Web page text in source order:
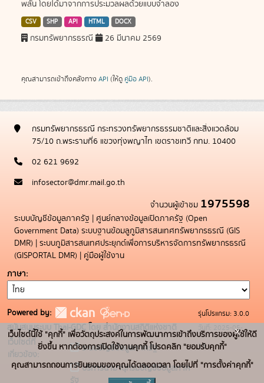
พลัน โดยได้มาจากการประมวลผลด้วยแบบจำลอง
CSV SHP API HTML DOCX
กรมทรัพยากรธรณี 26 มีนาคม 2569
คุณสามารถเข้าถึงคลังทาง API (ให้ดู คู่มือ API).
กรมทรัพยากรธรณี กระทรวงทรัพยากรธรรมชาติและสิ่งแวดล้อม
75/10 ถ.พระรามที่6 แขวงทุ่งพญาไท เขตราชเทวี กทม. 10400
02 621 9692
infosector@dmr.mail.go.th
จำนวนผู้เข้าชม 1975598
ระบบบัญชีข้อมูลภาครัฐ | ศูนย์กลางข้อมูลเปิดภาครัฐ (Open
Government Data) ระบบฐานข้อมลูภูมิสารสนเทศทรัพยากรธรณี (GIS
DMR) | ระบบภูมิสารสนเทศประยุกต์เพื่อการบริหารจัดการทรัพยากรธรณี
(GISPORTAL DMR) | คู่มือผู้ใช้งาน
ภาษา
Powered by:
สนับสนุนระบบ Thai-GDC โดย สำนักงานสถิติแห่งชาติ
เว็บไซต์ที่
เกี่ยวข้อง:
ระบบบัญชีข้อมูลภาครัฐ
บริการนามานุกรมบัญชีข้อมูลภาค
รัฐ
รุ่นโปรแกรม: 3.0.0
วันที่: 2025-05-
19
เว็บไซต์นี้ใช้ "คุกกี้" เพื่อวัตถุประสงค์ในการพัฒนาการเข้าถึงบริการของผู้ใช้ให้ดี
ยิ่งขึ้น หากต้องการเปิดใช้งานคุกกี้ โปรดคลิก "ยอมรับคุกกี้"
คุณสามารถถอนการยินยอมของคุณได้ตลอดเวลา โดยไปที่ "การตั้งค่าคุกกี้"
x